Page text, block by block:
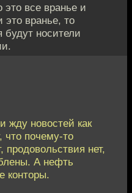
все вранье и
вранье, то
будут носители
жду новостей как
что почему-то
продовольствия нет,
А нефть
конторы.